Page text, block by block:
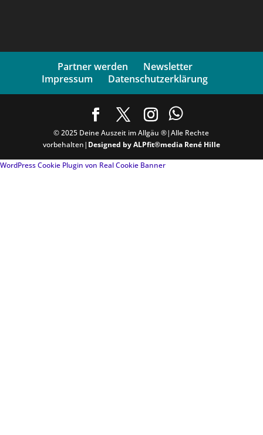
Partner werden
Newsletter
Impressum
Datenschutzerklärung
© 2025 Deine Auszeit im Allgäu ®|Alle Rechte
vorbehalten| Designed by ALPfit®media René Hille
WordPress Cookie Plugin von Real Cookie Banner